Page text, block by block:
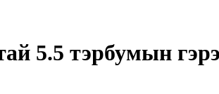
5.5 тэрбумын